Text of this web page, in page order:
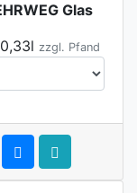
Glas
zzgl. Pfand